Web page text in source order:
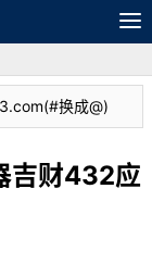
换成@)
吉财432应